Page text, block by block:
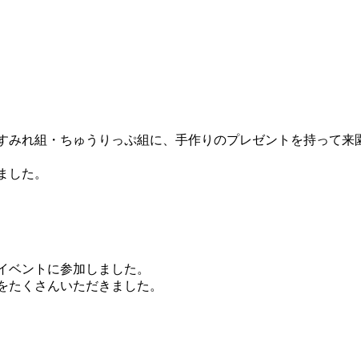
れ組・ちゅうりっぷ組に、手作りのプレゼントを持って来
た。
ントに参加しました。
くさんいただきました。